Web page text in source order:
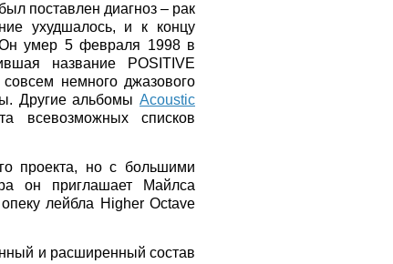
поставлен диагноз – рак
ухудшалось, и к концу
Он умер 5 февраля 1998 в
название POSITIVE
немного джазового
Другие альбомы Acoustic
всевозможных списков
проекта, но с большими
он приглашает Майлса
лейбла Higher Octave
и расширенный состав